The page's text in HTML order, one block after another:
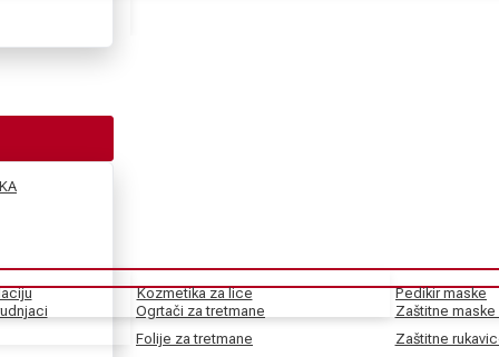
Ogrtači za tretmane
Folije za tretmane
Zaštitne
Zaštitne
Kozmetika za lice Pedikir maske